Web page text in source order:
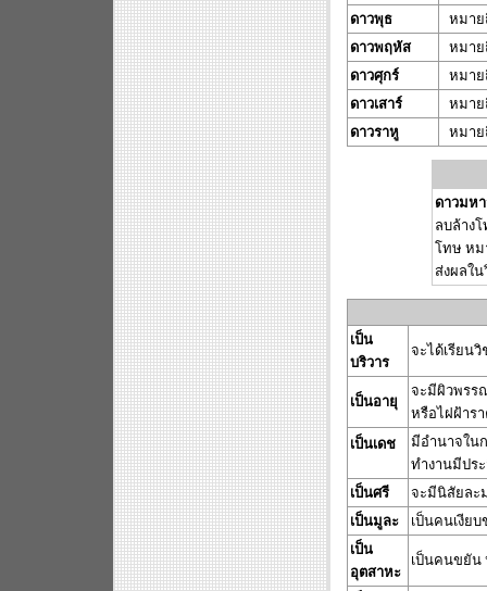
ดาวพุธ
หมาย
ดาวพฤหัส
หมาย
ดาวศุกร์
หมาย
ดาวเสาร์
หมาย
ดาวราหู
หมาย
ดาวมห
ลบล้าง
โทษ หม
ส่งผลใน
เป็น
บริวาร
จะได้เรียน
เป็นอายุ
จะมีผิวพรร
หรือไฝฝ้าร
เป็นเดช
มีอำนาจใน
ทำงานมีปร
เป็นศรี
จะมีนิสัยละ
เป็นมูละ
เป็นคนเงีย
เป็น
อุตสาหะ
เป็นคนขยัน